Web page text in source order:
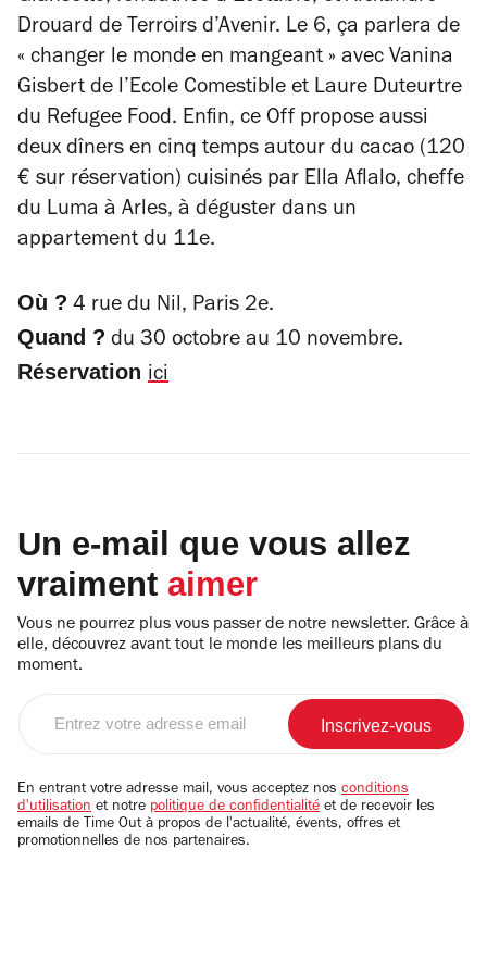
Drouard de Terroirs d’Avenir. Le 6, ça parlera de
« changer le monde en mangeant » avec Vanina
Gisbert de l’Ecole Comestible et Laure Duteurtre
du Refugee Food. Enfin, ce Off propose aussi
deux dîners en cinq temps autour du cacao (120
€ sur réservation) cuisinés par Ella Aflalo, cheffe
du Luma à Arles, à déguster dans un
appartement du 11e.
Où ? 4 rue du Nil, Paris 2e.
Quand ? du 30 octobre au 10 novembre.
Réservation ici
Un e-mail que vous allez
vraiment aimer
Vous ne pourrez plus vous passer de notre newsletter. Grâce à
elle, découvrez avant tout le monde les meilleurs plans du
moment.
email
En entrant votre adresse mail, vous acceptez nos conditions
d'utilisation et notre politique de confidentialité et de recevoir les
emails de Time Out à propos de l'actualité, évents, offres et
promotionnelles de nos partenaires.